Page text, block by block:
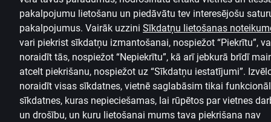
pakalpojumu lietošanu un piedāvātu tev interesējošu
pakalpojumus. Vairāk uzzini Sīkdatņu lietošanas
vari piekrist sīkdatņu izmantošanai, nospiežot “Piekrītu”,
noraidīt tās, nospiežot “Nepiekrītu”, kā arī jebkurā brīdī
atcelt piekrišanu, nospiežot uz “Sīkdatņu iestatījumi”.
noraidīt visas sīkdatnes, vietnē saglabāsim tikai
sīkdatnes, kuras nepieciešamas, lai rūpētos par vietnes
un drošību, un kuru lietošanai mums tava piekrišana nav